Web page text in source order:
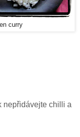
curry
nepřidávejte chilli a